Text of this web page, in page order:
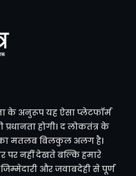
के अनुरूप यह ऐसा प्लेटफॉर्म
प्रधानता होगी। द लोकतंत्र के
का मतलब बिलकुल अलग है।
पर नहीं देखते बल्कि हमारे
और जवाबदेही से पूर्ण